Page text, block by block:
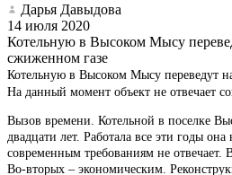
Дарья Давыдова
14 июля 2020
Котельную в Высоком Мысу
сжиженном газе
Котельную в Высоком Мысу переведут
На данный момент объект не отвечает
Вызов времени. Котельной в поселке
двадцати лет. Работала все эти годы
современным требованиям не отвечает.
Во-вторых – экономическим.